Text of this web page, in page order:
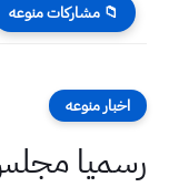
📁 مشاركات منوعه
اخبار منوعه
رسميا